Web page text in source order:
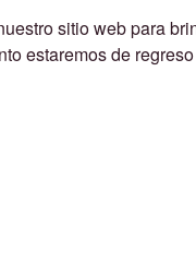
sitio web para
estaremos de